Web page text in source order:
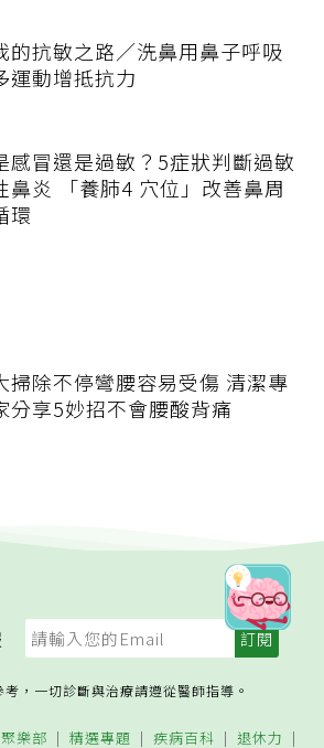
的抗敏之路／洗鼻用鼻子呼吸
運動增抵抗力
感冒還是過敏？5症狀判斷過敏
鼻炎 「養肺4 穴位」改善鼻周
環
掃除不停彎腰容易受傷 清潔專
分享5妙招不會腰酸背痛
，一切診斷與治療請遵從醫師指導。
樂部 精選專題 疾病百科 退休力